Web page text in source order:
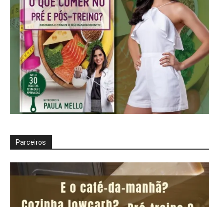
Parceiros